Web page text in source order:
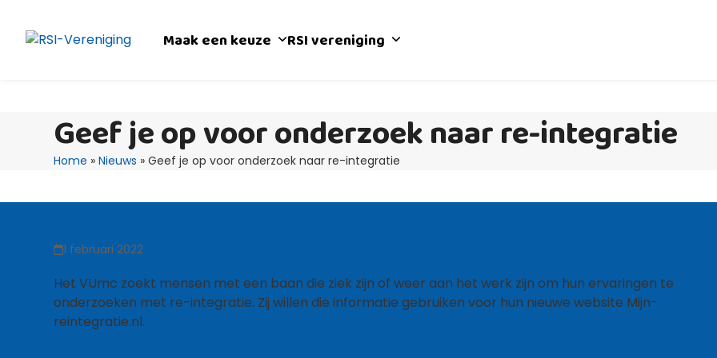
content
Maak een keuze RSI vereniging
Geef je op voor onderzoek naar re-integratie
Home »Nieuws »Geef je op voor onderzoek naar re-integratie
1 februari 2022
Het VUmc zoekt mensen met een baan die ziek zijn of weer aan het werk zijn om hun ervaringen te
onderzoeken met re-integratie. Zij willen die informatie gebruiken voor hun nieuwe website Mijn-
reintegratie.nl.